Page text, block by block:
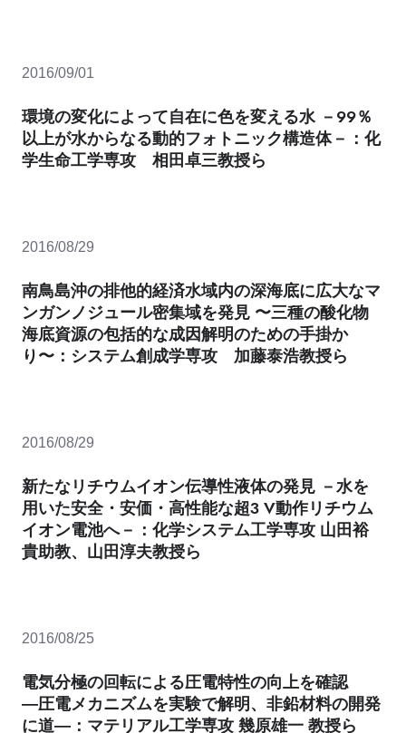
2016/09/01
環境の変化によって自在に色を変える水 －99％
以上が水からなる動的フォトニック構造体－：化
学生命工学専攻 相田卓三教授ら
2016/08/29
南鳥島沖の排他的経済水域内の深海底に広大なマ
ンガンノジュール密集域を発見 〜三種の酸化物
海底資源の包括的な成因解明のための手掛か
り〜：システム創成学専攻 加藤泰浩教授ら
2016/08/29
新たなリチウムイオン伝導性液体の発見 －水を
用いた安全・安価・高性能な超3 V動作リチウム
イオン電池へ－：化学システム工学専攻 山田裕
貴助教、山田淳夫教授ら
2016/08/25
電気分極の回転による圧電特性の向上を確認
―圧電メカニズムを実験で解明、非鉛材料の開発
に道―：マテリアル工学専攻 幾原雄一 教授ら